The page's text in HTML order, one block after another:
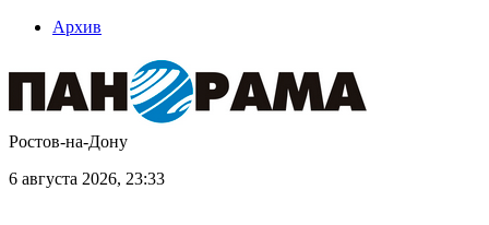
Архив
Ростов-на-Дону
6 августа 2026, 23:33